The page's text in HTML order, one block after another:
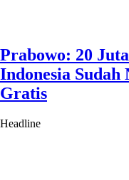
Prabowo: 20
Indonesia
Gratis
Headline